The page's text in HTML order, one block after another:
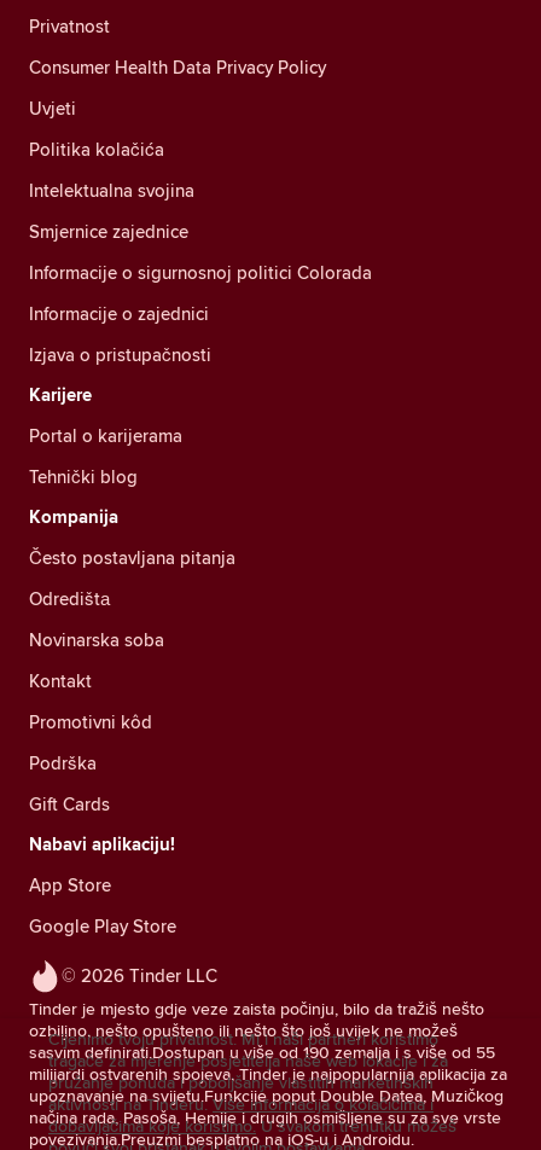
© 2026 Tinder LLC
Tinder je mjesto gdje veze zaista počinju, bilo da tražiš nešto
ozbiljno, nešto opušteno ili nešto što još uvijek ne možeš
sasvim definirati.Dostupan u više od 190 zemalja i s više od 55
milijardi ostvarenih spojeva, Tinder je najpopularnija aplikacija za
upoznavanje na svijetu.Funkcije poput Double Datea, Muzičkog
načina rada, Pasoša, Hemije i drugih osmišljene su za sve vrste
povezivanja.Preuzmi besplatno na iOS-u i Androidu.
Privatnost
Consumer Health Data Privacy Policy
Uvjeti
Politika kolačića
Intelektualna svojina
Smjernice zajednice
Informacije o sigurnosnoj politici Colorada
Informacije o zajednici
Izjava o pristupačnosti
Karijere
Portal o karijerama
Tehnički blog
Kompanija
Često postavljana pitanja
Odredištа
Novinarska soba
Kontakt
Promotivni kôd
Podrška
Gift Cards
Nabavi aplikaciju!
App Store
Google Play Store
Cijenimo tvoju privatnost. Mi i naši partneri koristimo
tragače za mjerenje posjetitelja naše web lokacije i za
pružanje ponuda i poboljšanje vlastitih marketinških
aktivnosti na Tinderu. Više informacija o kolačićima i
dobavljačima koje koristimo. U svakom trenutku možeš